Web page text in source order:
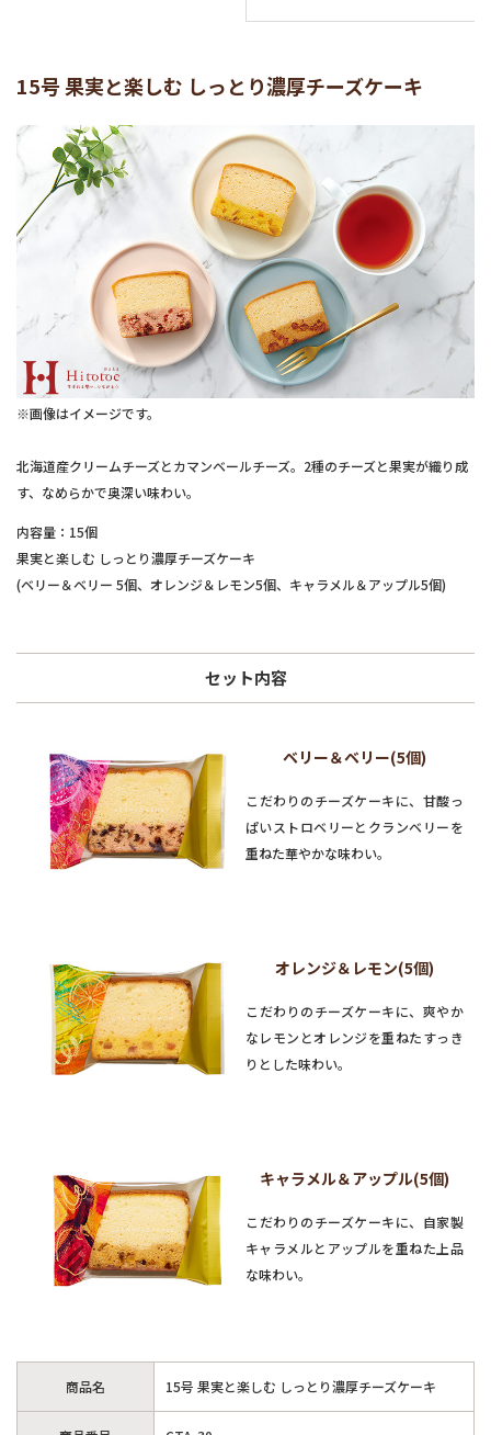
15号 果実と楽しむ しっとり濃厚チーズケーキ
※画像はイメージです。
北海道産クリームチーズとカマンベールチーズ。2種のチーズと果実が織り成
す、なめらかで奥深い味わい。
内容量：15個
果実と楽しむ しっとり濃厚チーズケーキ
(ベリー＆ベリー 5個、オレンジ＆レモン5個、キャラメル＆アップル5個)
セット内容
ベリー＆ベリー(5個)
こだわりのチーズケーキに、甘酸っ
ぱいストロベリーとクランベリーを
重ねた華やかな味わい。
オレンジ＆レモン(5個)
こだわりのチーズケーキに、爽やか
なレモンとオレンジを重ねたすっき
りとした味わい。
キャラメル＆アップル(5個)
こだわりのチーズケーキに、自家製
キャラメルとアップルを重ねた上品
な味わい。
商品名 15号 果実と楽しむ しっとり濃厚チーズケーキ